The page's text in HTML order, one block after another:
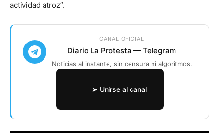
actividad atroz”.
CANAL OFICIAL
Diario La Protesta — Telegram
Noticias al instante, sin censura ni algoritmos.
➤ Unirse al canal